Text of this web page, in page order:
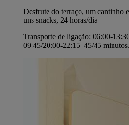
Desfrute do terraço, um cantinho
uns snacks, 24 horas/dia
Transporte de ligação: 06:00-
09:45/20:00-22:15. 45/45 minutos.